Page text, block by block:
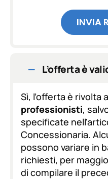
D
P
R
*
INVIA
L’offerta è
Sì, l’offerta è rivolta a
professionisti,
specificate
Concessionaria.
possono variare in
richiesti, per
di compilare il